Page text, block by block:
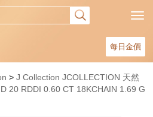
每日金價
J Collection JCOLLECTION 天然
20 RDDI 0.60 CT 18KCHAIN 1.69 G